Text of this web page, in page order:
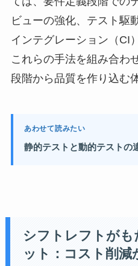
ビューの強化、テスト駆
インテグレーション（CI
これらの手法を組み合わ
段階から品質を作り込む
あわせて読みたい
静的テストと動的テストの
シフトレフトがも
ット：コスト削減